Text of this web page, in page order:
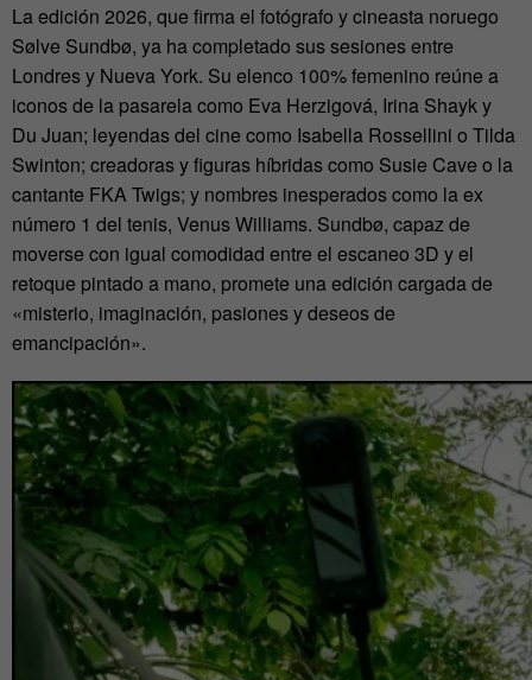
La edición 2026, que firma el fotógrafo y cineasta noruego
Sølve Sundbø, ya ha completado sus sesiones entre
Londres y Nueva York. Su elenco 100% femenino reúne a
iconos de la pasarela como Eva Herzigová, Irina Shayk y
Du Juan; leyendas del cine como Isabella Rossellini o Tilda
Swinton; creadoras y figuras híbridas como Susie Cave o la
cantante FKA Twigs; y nombres inesperados como la ex
número 1 del tenis, Venus Williams. Sundbø, capaz de
moverse con igual comodidad entre el escaneo 3D y el
retoque pintado a mano, promete una edición cargada de
«misterio, imaginación, pasiones y deseos de
emancipación».